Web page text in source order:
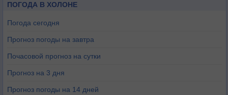
ПОГОДА В ХОЛОНЕ
Погода сегодня
Прогноз погоды на завтра
Почасовой прогноз на сутки
Прогноз на 3 дня
Прогноз погоды на 14 дней